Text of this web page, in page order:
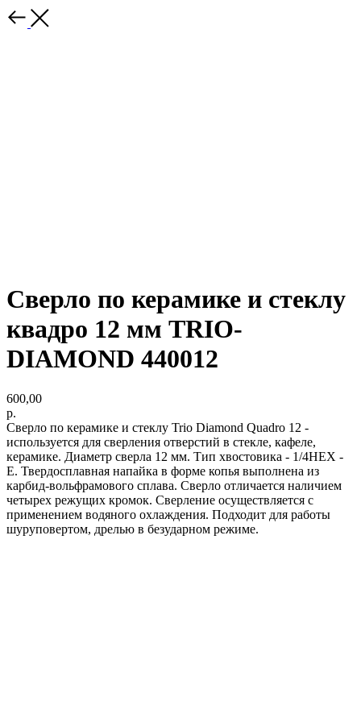
Сверло по керамике и стеклу
квадро 12 мм TRIO-
DIAMOND 440012
600,00
р.
Сверло по керамике и стеклу Trio Diamond Quadro 12 -
используется для сверления отверстий в стекле, кафеле,
керамике. Диаметр сверла 12 мм. Тип хвостовика - 1/4HEX -
E. Твердосплавная напайка в форме копья выполнена из
карбид-вольфрамового сплава. Сверло отличается наличием
четырех режущих кромок. Сверление осуществляется с
применением водяного охлаждения. Подходит для работы
шуруповертом, дрелью в безударном режиме.